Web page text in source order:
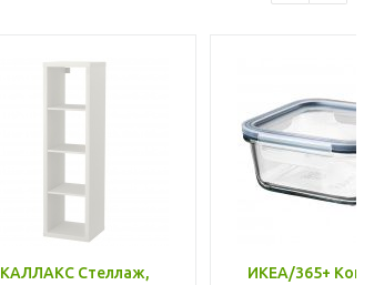
КАЛЛАКС Стеллаж,
ИКЕА/365+